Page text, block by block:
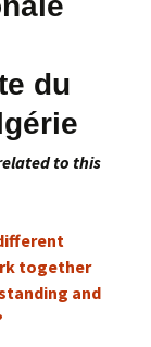
du
to this
together
and